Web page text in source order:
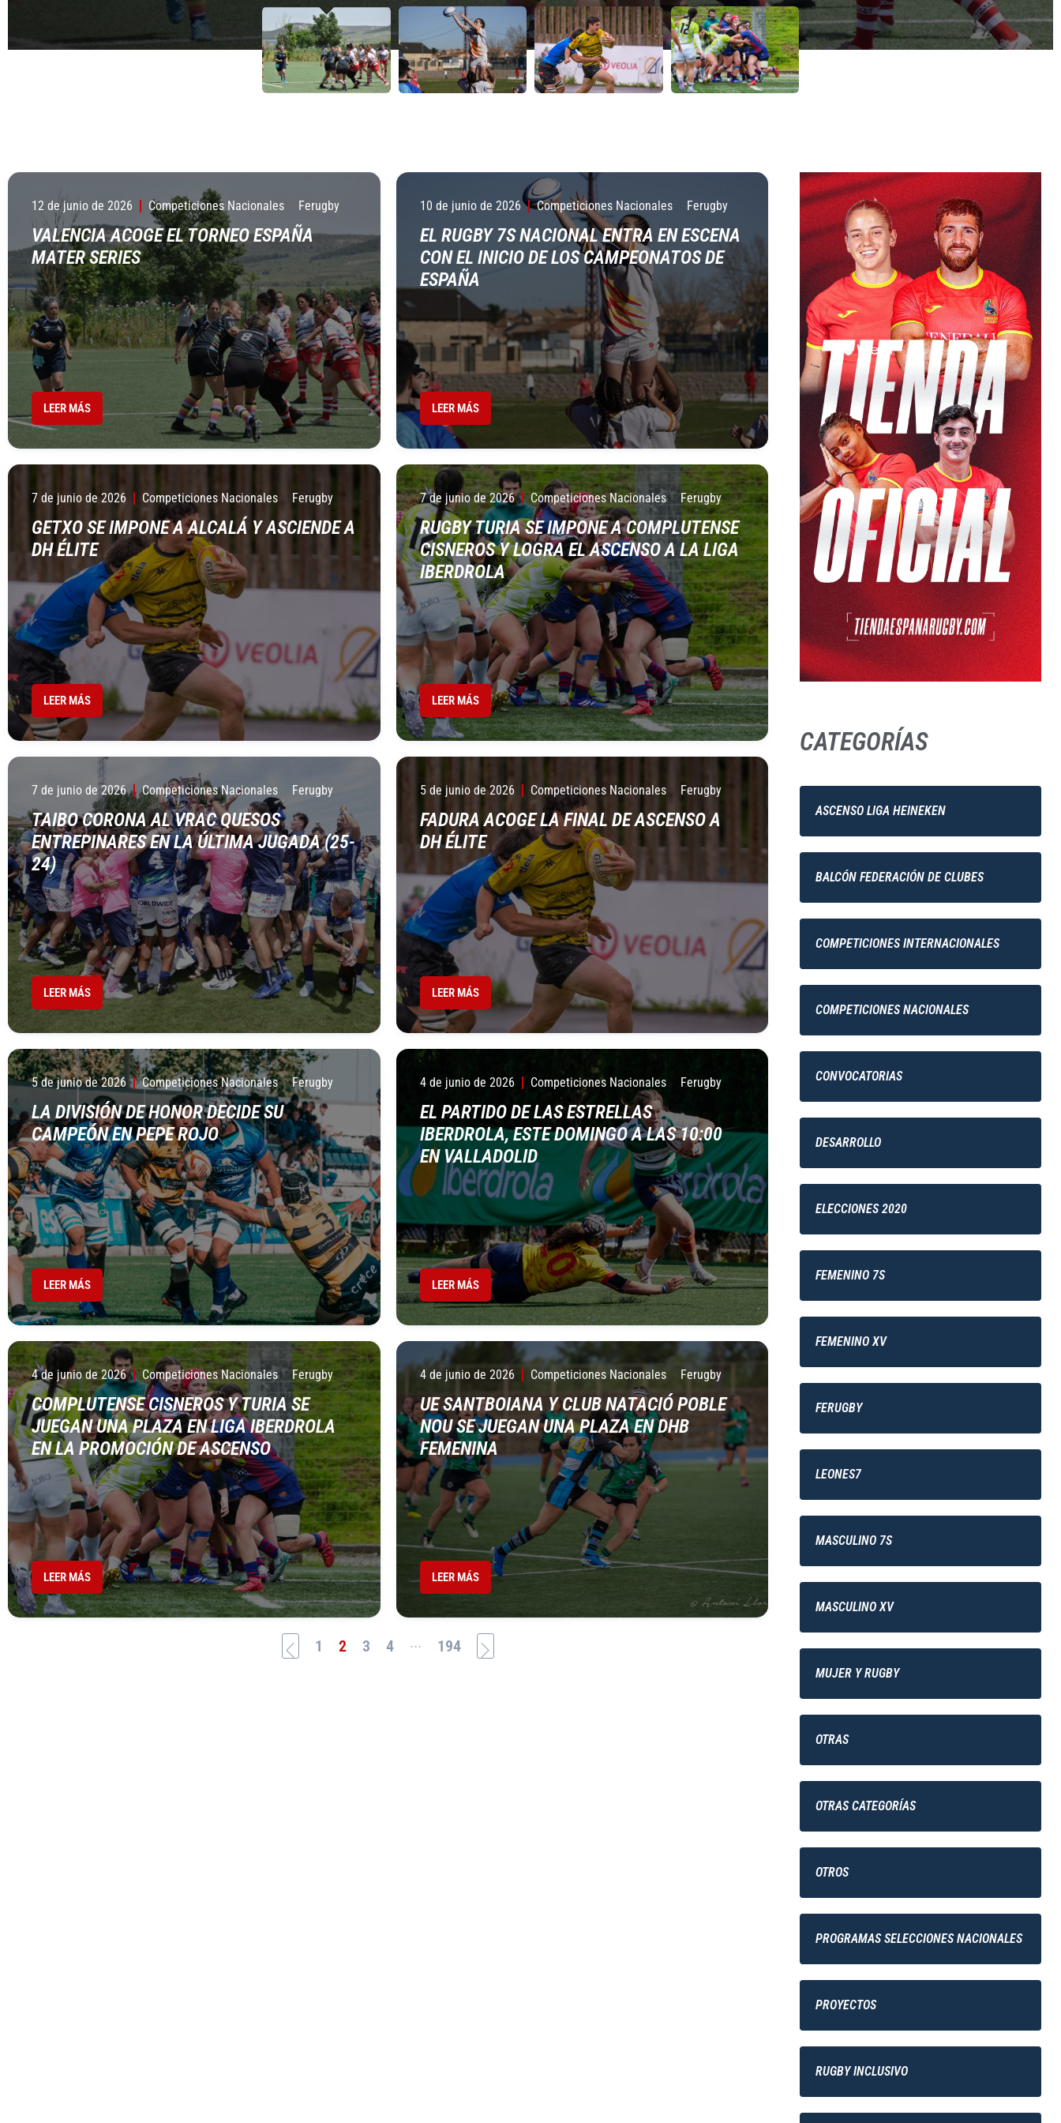
12 de junio de 2026 Competiciones Nacionales Ferugby
VALENCIA ACOGE EL TORNEO ESPAÑA
MATER SERIES
LEER MÁS
10 de junio de 2026 Competiciones Nacionales Ferugby
EL RUGBY 7S NACIONAL ENTRA EN ESCENA
CON EL INICIO DE LOS CAMPEONATOS DE
ESPAÑA
LEER MÁS
7 de junio de 2026 Competiciones Nacionales Ferugby
GETXO SE IMPONE A ALCALÁ Y ASCIENDE A
DH ÉLITE
LEER MÁS
7 de junio de 2026 Competiciones Nacionales Ferugby
RUGBY TURIA SE IMPONE A COMPLUTENSE
CISNEROS Y LOGRA EL ASCENSO A LA LIGA
IBERDROLA
LEER MÁS
7 de junio de 2026 Competiciones Nacionales Ferugby
TAIBO CORONA AL VRAC QUESOS
ENTREPINARES EN LA ÚLTIMA JUGADA (25-
24)
LEER MÁS
5 de junio de 2026 Competiciones Nacionales Ferugby
FADURA ACOGE LA FINAL DE ASCENSO A
DH ÉLITE
LEER MÁS
5 de junio de 2026 Competiciones Nacionales Ferugby
LA DIVISIÓN DE HONOR DECIDE SU
CAMPEÓN EN PEPE ROJO
LEER MÁS
4 de junio de 2026 Competiciones Nacionales Ferugby
EL PARTIDO DE LAS ESTRELLAS
IBERDROLA, ESTE DOMINGO A LAS 10:00
EN VALLADOLID
LEER MÁS
4 de junio de 2026 Competiciones Nacionales Ferugby
COMPLUTENSE CISNEROS Y TURIA SE
JUEGAN UNA PLAZA EN LIGA IBERDROLA
EN LA PROMOCIÓN DE ASCENSO
LEER MÁS
4 de junio de 2026 Competiciones Nacionales Ferugby
UE SANTBOIANA Y CLUB NATACIÓ POBLE
NOU SE JUEGAN UNA PLAZA EN DHB
FEMENINA
LEER MÁS
1 2 3 4 ... 194
CATEGORÍAS
ASCENSO LIGA HEINEKEN
BALCÓN FEDERACIÓN DE CLUBES
COMPETICIONES INTERNACIONALES
COMPETICIONES NACIONALES
CONVOCATORIAS
DESARROLLO
ELECCIONES 2020
FEMENINO 7S
FEMENINO XV
FERUGBY
LEONES7
MASCULINO 7S
MASCULINO XV
MUJER Y RUGBY
OTRAS
OTRAS CATEGORÍAS
OTROS
PROGRAMAS SELECCIONES NACIONALES
PROYECTOS
RUGBY INCLUSIVO